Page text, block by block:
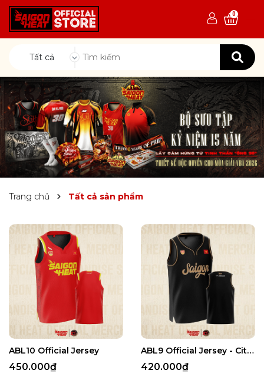
Tất cả
0
Trang chủ Tất cả sản phẩm
ABL10 Official Jersey
450.000₫
ABL9 Official Jersey - City Edition
420.000₫